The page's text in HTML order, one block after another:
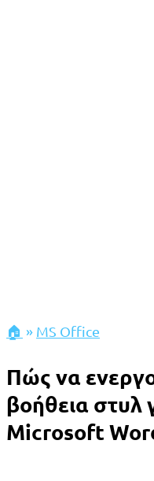
🏠 » MS Office
Πώς να
βοήθεια στυλ
Microsoft